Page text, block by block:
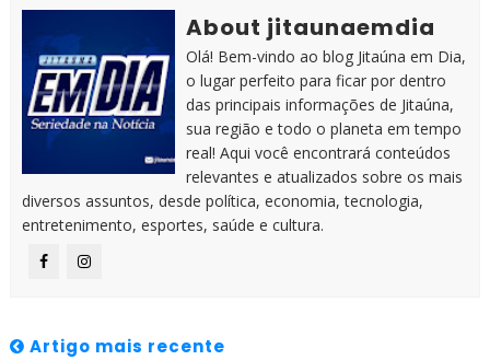
About jitaunaemdia
Olá! Bem-vindo ao blog Jitaúna em Dia,
o lugar perfeito para ficar por dentro
das principais informações de Jitaúna,
sua região e todo o planeta em tempo
real! Aqui você encontrará conteúdos
relevantes e atualizados sobre os mais
diversos assuntos, desde política, economia, tecnologia,
entretenimento, esportes, saúde e cultura.
Artigo mais recente